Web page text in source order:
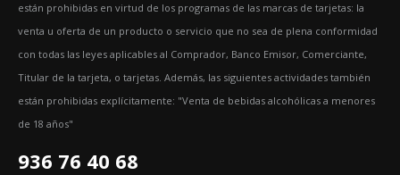
están prohibidas en virtud de los programas de las marcas de tarjetas: la
venta u oferta de un producto o servicio que no sea de plena conformidad
con todas las leyes aplicables al Comprador, Banco Emisor, Comerciante,
Titular de la tarjeta, o tarjetas. Además, las siguientes actividades también
están prohibidas explícitamente: "Venta de bebidas alcohólicas a menores
de 18 años"
936 76 40 68